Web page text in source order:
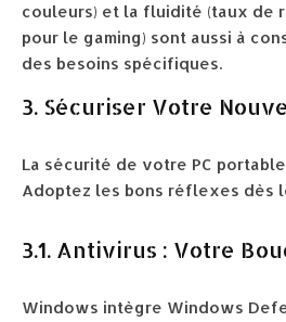
couleurs) et la fluidité (taux de
pour le gaming) sont aussi à
des besoins spécifiques.
3. Sécuriser Votre
La sécurité de votre PC
Adoptez les bons réflexes dès
3.1. Antivirus : Votre
Windows intègre Windows